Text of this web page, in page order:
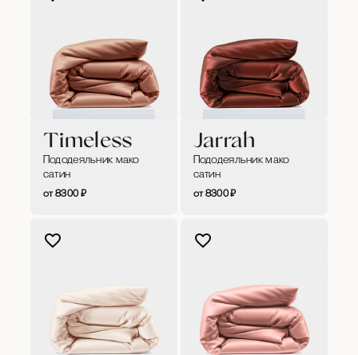
Timeless
Пододеяльник мако
сатин
8300₽
Jarrah
Пододеяльник мако
сатин
8300₽